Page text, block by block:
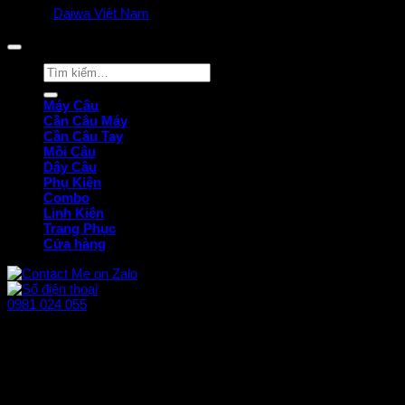
Daiwa Việt Nam
Tìm
kiếm:
Máy Câu
Cần Câu Máy
Cần Câu Tay
Mồi Câu
Dây Câu
Phụ Kiện
Combo
Linh Kiện
Trang Phục
Cửa hàng
0981 024 055